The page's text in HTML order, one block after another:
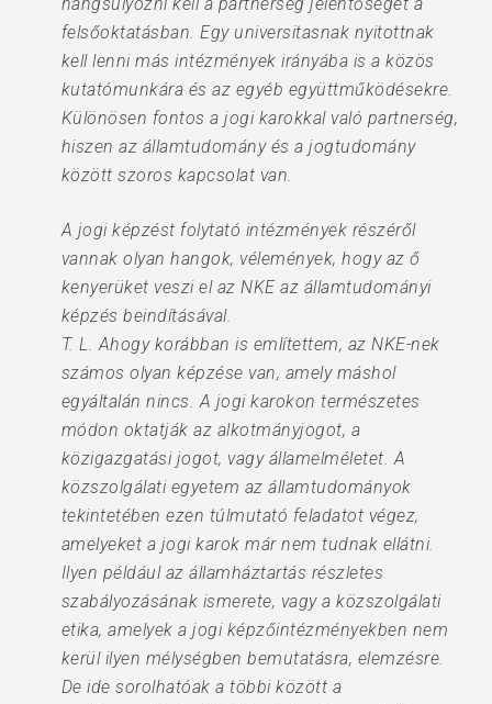
felsőoktatásban. Egy universitasnak nyitottnak
kell lenni más intézmények irányába is a közös
kutatómunkára és az egyéb együttműködésekre.
Különösen fontos a jogi karokkal való partnerség,
hiszen az államtudomány és a jogtudomány
között szoros kapcsolat van.
A jogi képzést folytató intézmények részéről
vannak olyan hangok, vélemények, hogy az ő
kenyerüket veszi el az NKE az államtudományi
képzés beindításával.
T. L. Ahogy korábban is említettem, az NKE-nek
számos olyan képzése van, amely máshol
egyáltalán nincs. A jogi karokon természetes
módon oktatják az alkotmányjogot, a
közigazgatási jogot, vagy államelméletet. A
közszolgálati egyetem az államtudományok
tekintetében ezen túlmutató feladatot végez,
amelyeket a jogi karok már nem tudnak ellátni.
Ilyen például az államháztartás részletes
szabályozásának ismerete, vagy a közszolgálati
etika, amelyek a jogi képzőintézményekben nem
kerül ilyen mélységben bemutatásra, elemzésre.
De ide sorolhatóak a többi között a